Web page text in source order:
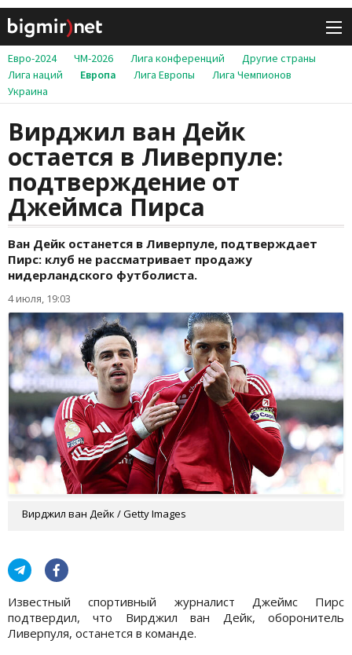
Евро-2024 ЧМ-2026 Лига конференций
Другие страны
Лига наций
Европа Лига Европы
Лига Чемпионов
Украина
Вирджил ван Дейк
остается в Ливерпуле:
подтверждение от
Джеймса Пирса
Ван Дейк останется в Ливерпуле, подтверждает
Пирс: клуб не рассматривает продажу
нидерландского футболиста.
4 июля, 19:03
Вирджил ван Дейк / Getty Images
Известный спортивный журналист Джеймс Пирс
подтвердил, что Вирджил ван Дейк, оборонитель
Ливерпуля, останется в команде.